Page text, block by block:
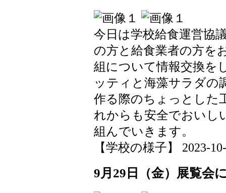
今日は学校給食運営協
の方と給食業者の方を
組について情報交換を
ッティと海藻サラダの
作る際のちょっとした
れからも安全でおいし
組んでいきます。
【学校の様子】 2023-
9月29日（金）展覧会